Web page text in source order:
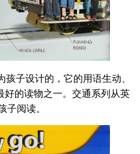
子设计的，它的用语生动、
的读物之一。交通系列从英
阅读。